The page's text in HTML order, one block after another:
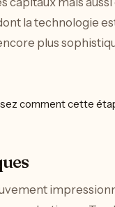
la technologie
plus